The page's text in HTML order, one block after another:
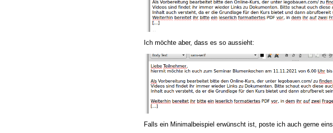
Ich möchte aber, dass es so aussieht:
Falls ein Minimalbeispiel erwünscht ist, poste ich auch gerne eins.